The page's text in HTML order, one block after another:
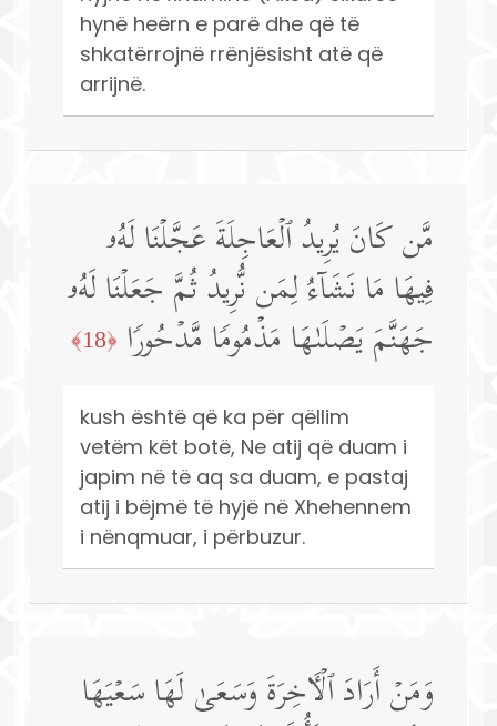
hynë heërn e parë dhe që të
shkatërrojnë rrënjësisht atë që
arrijnë.
مَّن كَانَ یُرِیدُ ٱلۡعَاجِلَةَ عَجَّلۡنَا لَهُۥ
فِیهَا مَا نَشَاۤءُ لِمَن نُّرِیدُ ثُمَّ جَعَلۡنَا لَهُۥ
جَهَنَّمَ یَصۡلَىٰهَا مَذۡمُومࣰا مَّدۡحُورࣰا ﴿18﴾
kush është që ka për qëllim
vetëm kët botë, Ne atij që duam i
japim në të aq sa duam, e pastaj
atij i bëjmë të hyjë në Xhehennem
i nënqmuar, i përbuzur.
وَمَنۡ أَرَادَ ٱلۡـَٔاخِرَةَ وَسَعَىٰ لَهَا سَعۡیَهَا